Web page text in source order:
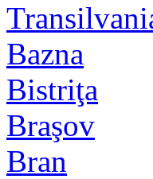
Bazna
Bistriţa
Braşov
Bran